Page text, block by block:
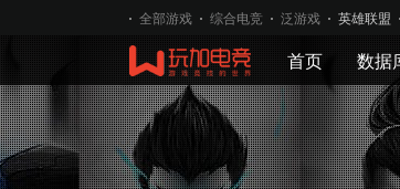
全部游戏 综合电竞 泛游戏 英雄联盟
首页 数据